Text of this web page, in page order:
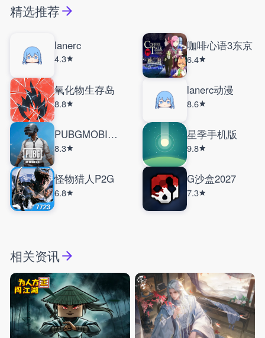
精选推荐
lanerc
4.3
咖啡心语3东京
6.4
氧化物生存岛
8.8
lanerc动漫
8.6
PUBGMOBILE国际服
8.3
星季手机版
9.8
怪物猎人P2G
6.8
G沙盒2027
7.3
相关资讯